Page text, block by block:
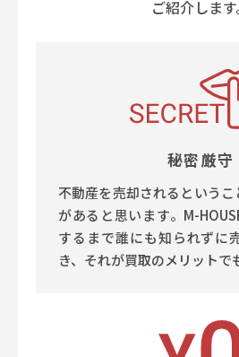
ご紹介します
秘密厳守
不動産を売却されるという
があると思います。M-
するまで誰にも知られずに
き、それが買取のメリットで